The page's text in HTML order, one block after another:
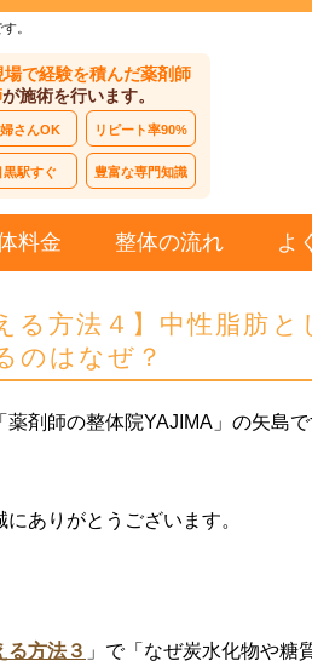
。
場で経験を積んだ薬剤師
が施術を行います。
さんOK リピート率90%
黒駅すぐ 豊富な専門知識
料金 整体の流れ よ
る方法４】中性脂肪と
のはなぜ？
剤師の整体院YAJIMA」の矢島で
ありがとうございます。
る方法３ 」で「なぜ炭水化物や糖